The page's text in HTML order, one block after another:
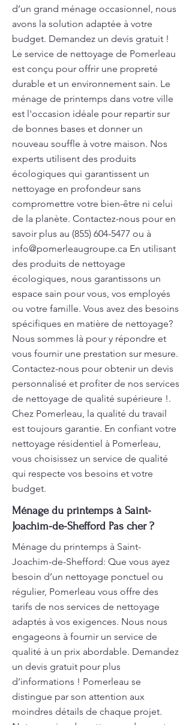
d’un grand ménage occasionnel, nous
avons la solution adaptée à votre
budget. Demandez un devis gratuit !
Le service de nettoyage de Pomerleau
est conçu pour offrir une propreté
durable et un environnement sain. Le
ménage de printemps dans votre ville
est l'occasion idéale pour repartir sur
de bonnes bases et donner un
nouveau souffle à votre maison. Nos
experts utilisent des produits
écologiques qui garantissent un
nettoyage en profondeur sans
compromettre votre bien-être ni celui
de la planète. Contactez-nous pour en
savoir plus au (855) 604-5477 ou à
info@pomerleaugroupe.ca En utilisant
des produits de nettoyage
écologiques, nous garantissons un
espace sain pour vous, vos employés
ou votre famille. Vous avez des besoins
spécifiques en matière de nettoyage?
Nous sommes là pour y répondre et
vous fournir une prestation sur mesure.
Contactez-nous pour obtenir un devis
personnalisé et profiter de nos services
de nettoyage de qualité supérieure !.
Chez Pomerleau, la qualité du travail
est toujours garantie. En confiant votre
nettoyage résidentiel à Pomerleau,
vous choisissez un service de qualité
qui respecte vos besoins et votre
budget.
Ménage du printemps à Saint-
Joachim-de-Shefford Pas cher ?
Ménage du printemps à Saint-
Joachim-de-Shefford: Que vous ayez
besoin d’un nettoyage ponctuel ou
régulier, Pomerleau vous offre des
tarifs de nos services de nettoyage
adaptés à vos exigences. Nous nous
engageons à fournir un service de
qualité à un prix abordable. Demandez
un devis gratuit pour plus
d’informations ! Pomerleau se
distingue par son attention aux
moindres détails de chaque projet.